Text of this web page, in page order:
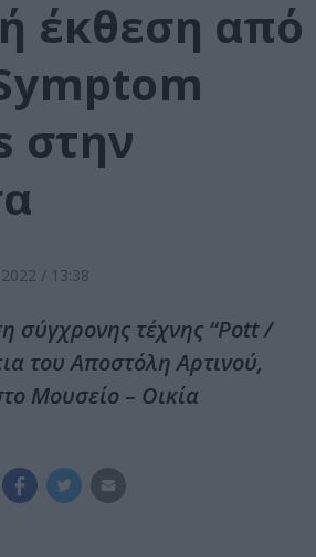
έκθεση από
στην
/ 13:38
σύγχρονης τέχνης “Pott /
του Αποστόλη Αρτινού,
Μουσείο – Οικία